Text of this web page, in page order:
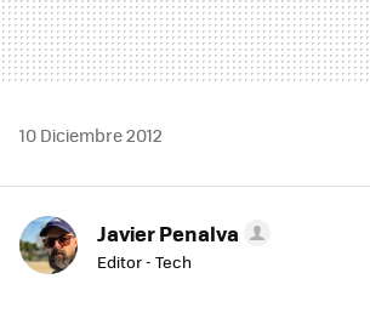
10 Diciembre 2012
Javier Penalva
Editor - Tech